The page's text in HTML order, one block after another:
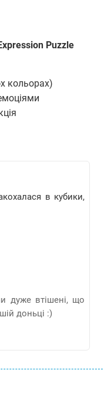
Puzzle
кольорах)
в кубики,
дуже втішені, що
доньці :)